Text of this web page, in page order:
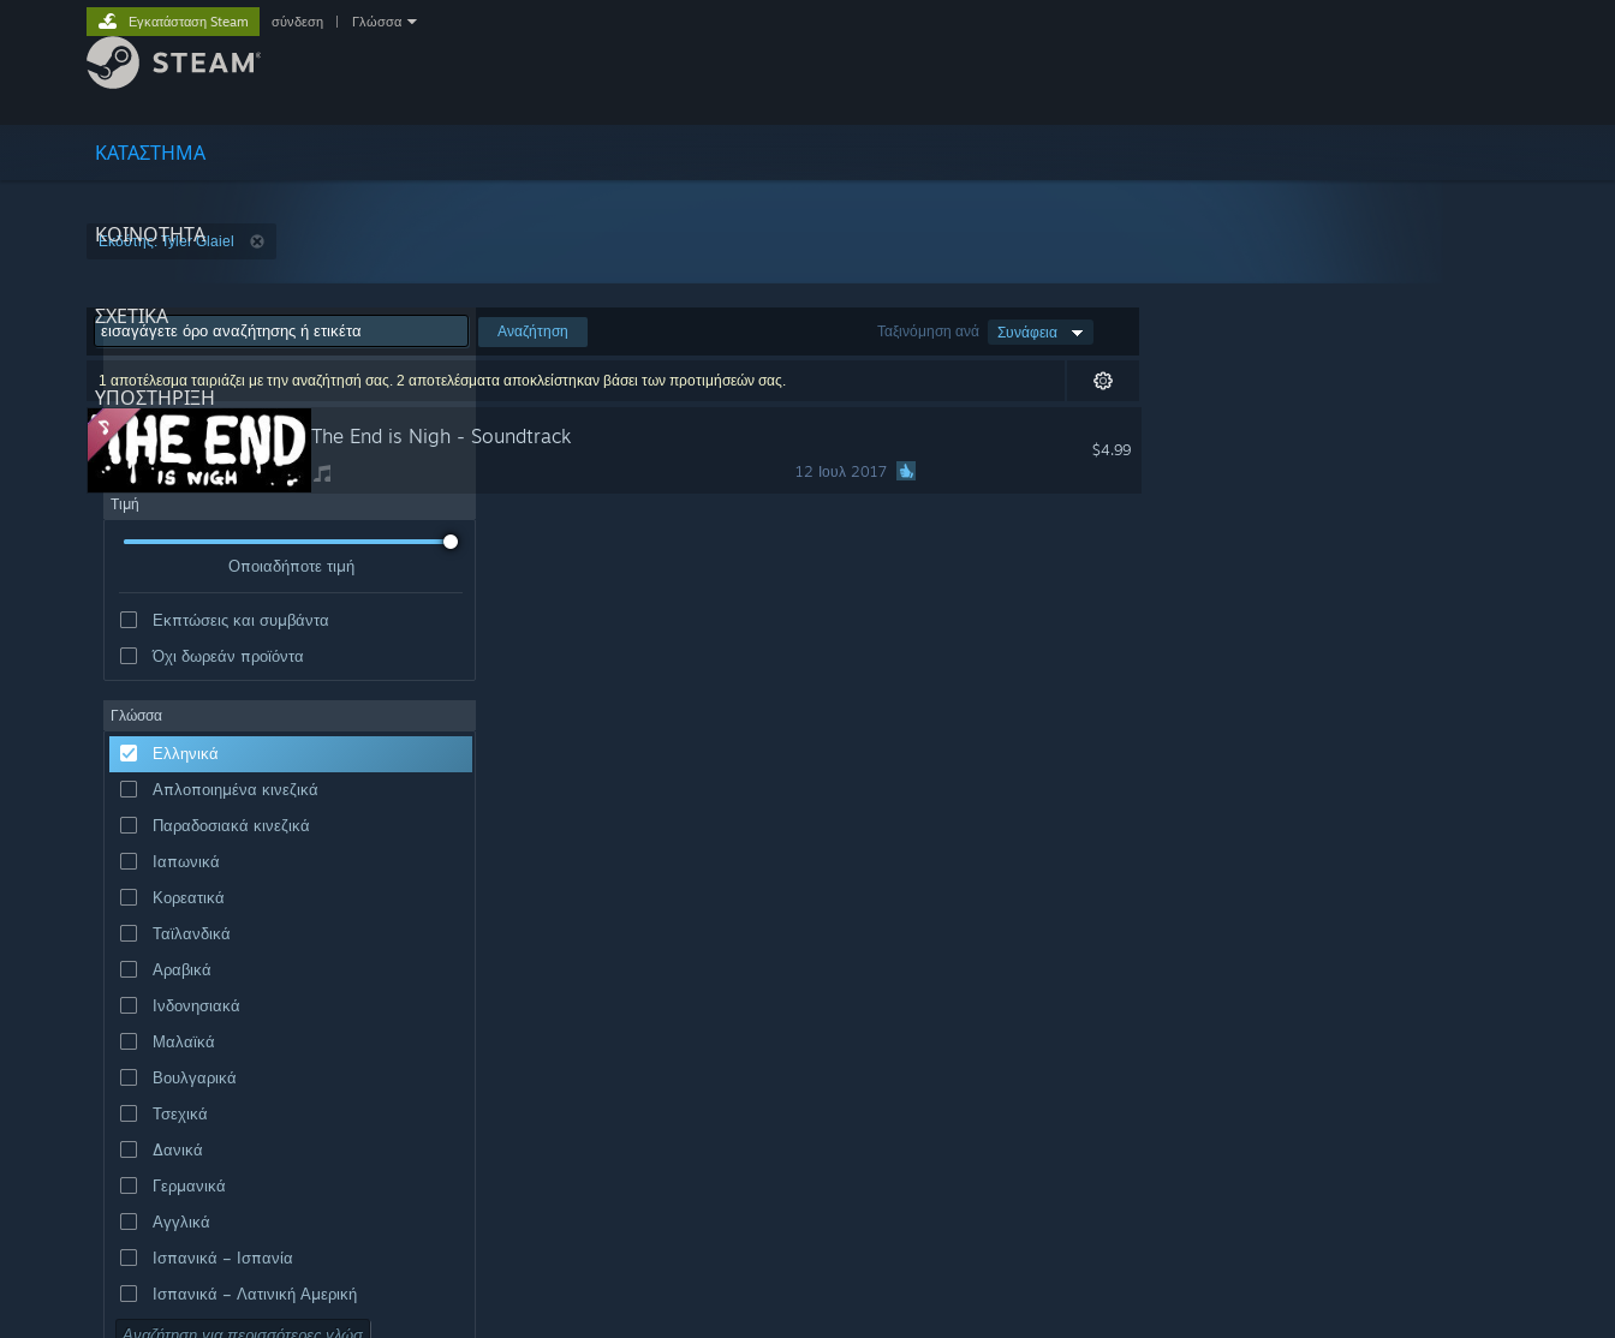
ΚΑΤΑΣΤΗΜΑ
ΚΟΙΝΟΤΗΤΑ
ΣΧΕΤΙΚΆ
ΥΠΟΣΤΗΡΙΞΗ
Εγκατάσταση Steam σύνδεση Γλώσσα
Εκδότης: Tyler Glaiel
Ταξινόμηση ανά Συνάφεια
Αναζήτηση
1 αποτέλεσμα ταιριάζει με την αναζήτησή σας. 2 αποτελέσματα αποκλείστηκαν βάσει των προτιμήσεών σας.
The End is Nigh - Soundtrack
12 Ιουλ 2017
$4.99
Τιμή
Οποιαδήποτε τιμή
Εκπτώσεις και συμβάντα
Όχι δωρεάν προϊόντα
Γλώσσα
Ελληνικά
Απλοποιημένα κινεζικά
Παραδοσιακά κινεζικά
Ιαπωνικά
Κορεατικά
Ταϊλανδικά
Αραβικά
Ινδονησιακά
Μαλαϊκά
Βουλγαρικά
Τσεχικά
Δανικά
Γερμανικά
Αγγλικά
Ισπανικά – Ισπανία
Ισπανικά – Λατινική Αμερική